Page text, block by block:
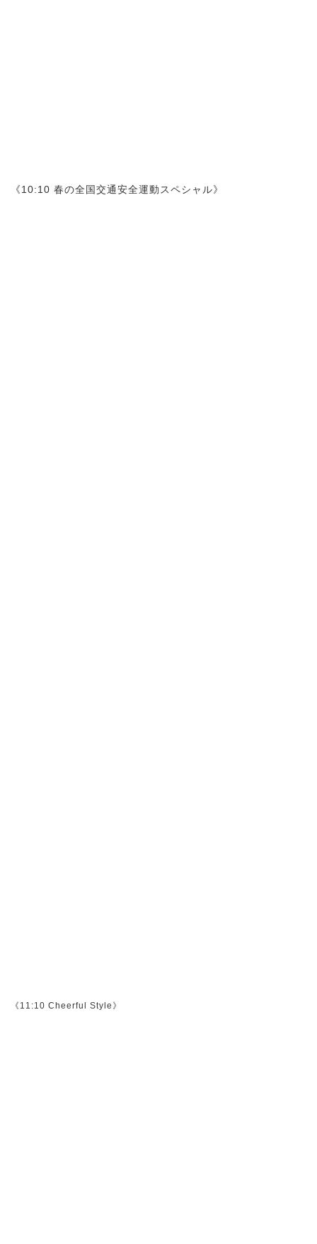
《10:10 春の全国交通安全運動スペシャル》
《11:10 Cheerful Style》